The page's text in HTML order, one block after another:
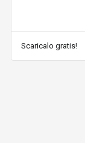
Scaricalo gratis!